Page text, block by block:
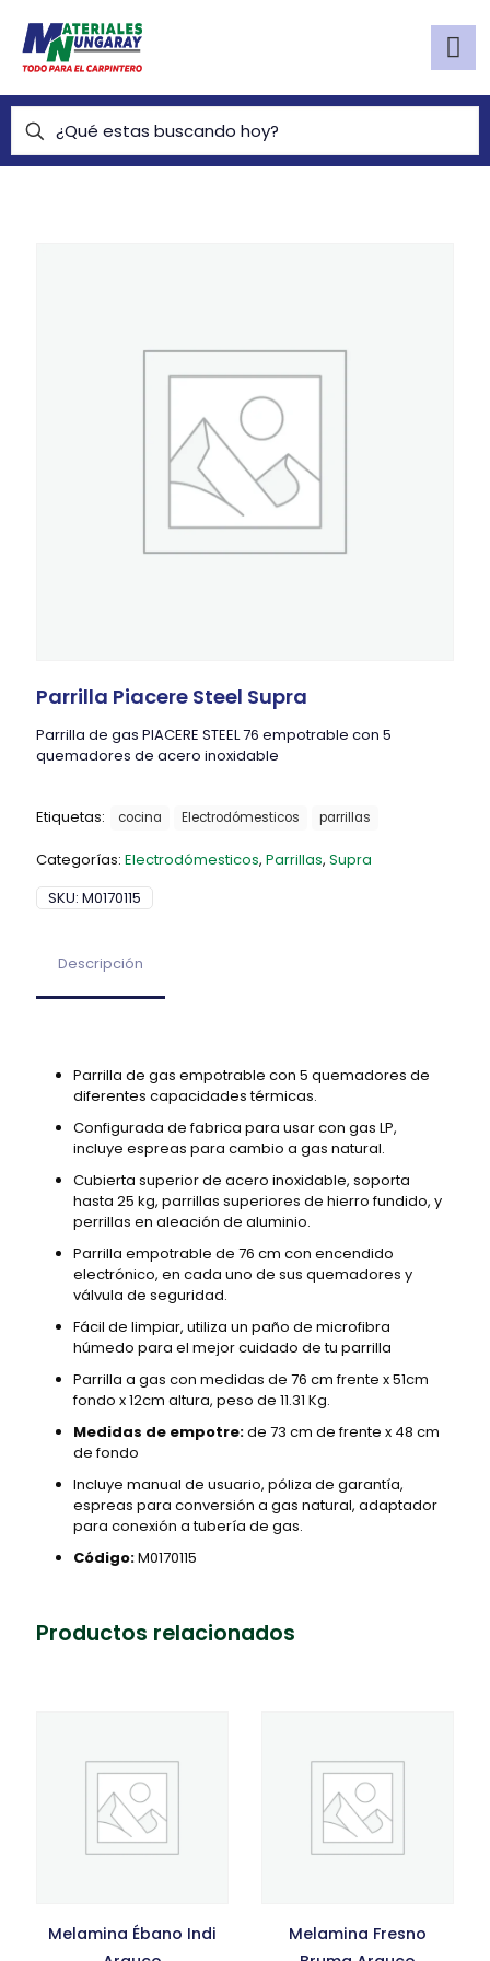
Parrilla Piacere Steel Supra
Parrilla de gas PIACERE STEEL 76 empotrable con 5
quemadores de acero inoxidable
Etiquetas: cocina Electrodómesticos parrillas
Categorías: Electrodómesticos, Parrillas, Supra
SKU: M0170115
Descripción
Parrilla de gas empotrable con 5 quemadores de
diferentes capacidades térmicas.
Configurada de fabrica para usar con gas LP,
incluye espreas para cambio a gas natural.
Cubierta superior de acero inoxidable, soporta
hasta 25 kg, parrillas superiores de hierro fundido, y
perrillas en aleación de aluminio.
Parrilla empotrable de 76 cm con encendido
electrónico, en cada uno de sus quemadores y
válvula de seguridad.
Fácil de limpiar, utiliza un paño de microfibra
húmedo para el mejor cuidado de tu parrilla
Parrilla a gas con medidas de 76 cm frente x 51cm
fondo x 12cm altura, peso de 11.31 Kg.
Medidas de empotre:de 73 cm de frente x 48 cm
de fondo
Incluye manual de usuario, póliza de garantía,
espreas para conversión a gas natural, adaptador
para conexión a tubería de gas.
Código:M0170115
Productos relacionados
Melamina Ébano Indi
Melamina Fresno